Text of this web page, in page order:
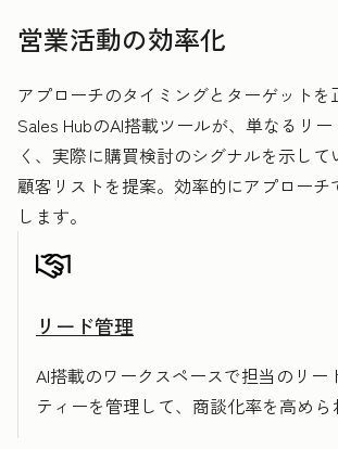
営業活動の効率化
アプローチのタイミングとターゲットを
Sales HubのAI搭載ツールが、単なるリ
く、実際に購買検討のシグナルを示し
顧客リストを提案。効率的にアプローチ
します。
リード管理
AI搭載のワークスペースで担当のリー
ティーを管理して、商談化率を高めら